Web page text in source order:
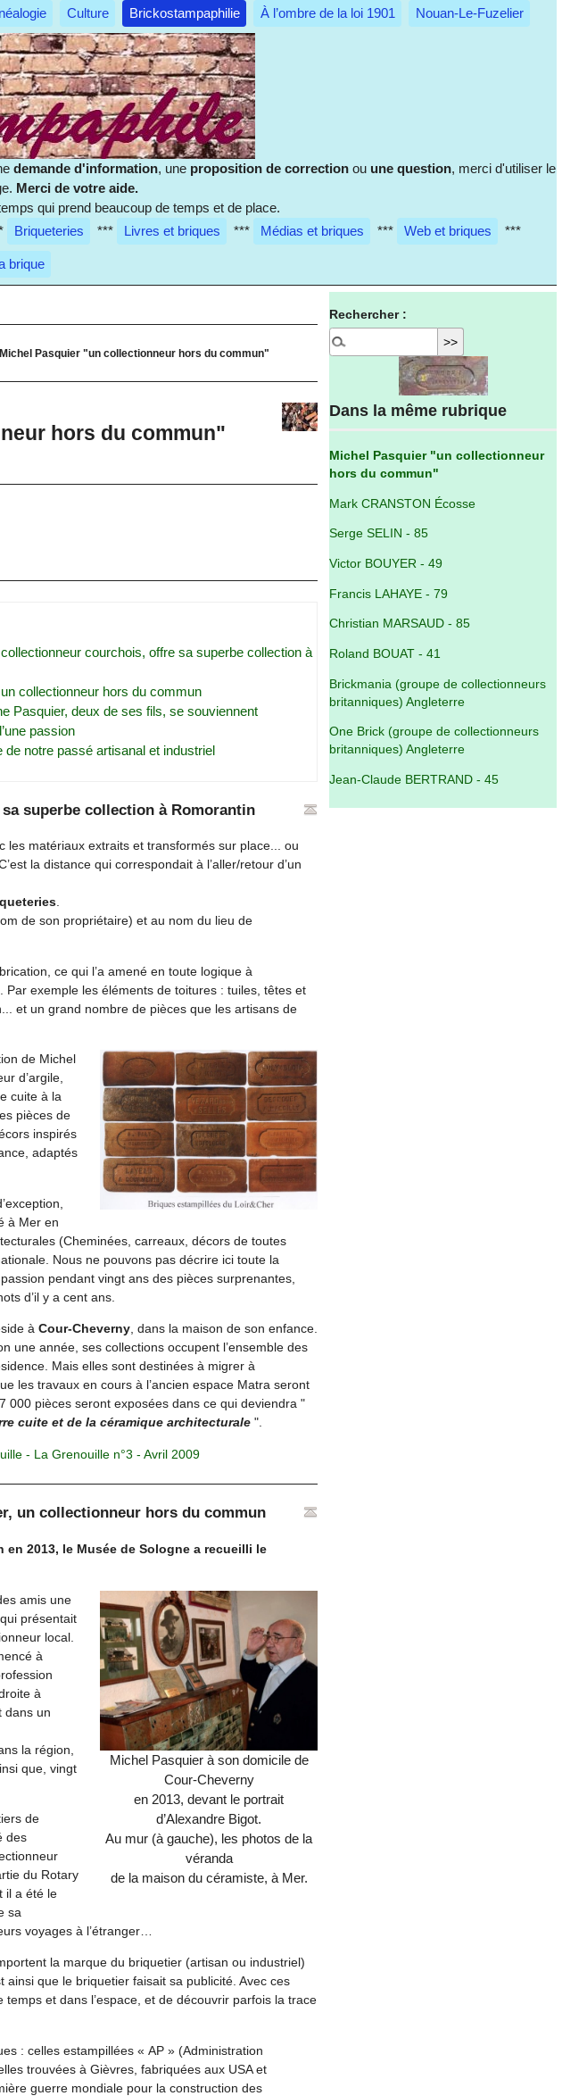
Culture Brickostampaphilie À l’ombre de la loi 1901 Nouan-Le-Fuzelier
demande d'information, une proposition de correction ou une question, merci d'utiliser le
Merci de votre aide.
qui prend beaucoup de temps et de place.
Briqueteries *** Livres et briques *** Médias et briques *** Web et briques ***
brique
Michel Pasquier "un collectionneur hors du commun"
hors du commun"
courchois, offre sa superbe collection à
collectionneur hors du commun
Pasquier, deux de ses fils, se souviennent
passion
de notre passé artisanal et industriel
superbe collection à Romorantin
les matériaux extraits et transformés sur place... ou
la distance qui correspondait à l’aller/retour d’un
.
de son propriétaire) et au nom du lieu de
ce qui l’a amené en toute logique à
Par exemple les éléments de toitures : tuiles, têtes et
et un grand nombre de pièces que les artisans de
de Michel
d’argile,
cuite à la
pièces de
inspirés
adaptés
à Mer en
(Cheminées, carreaux, décors de toutes
Nous ne pouvons pas décrire ici toute la
pendant vingt ans des pièces surprenantes,
d’il y a cent ans.
à Cour-Cheverny, dans la maison de son enfance.
une année, ses collections occupent l’ensemble des
Mais elles sont destinées à migrer à
les travaux en cours à l’ancien espace Matra seront
000 pièces seront exposées dans ce qui deviendra "
cuite et de la céramique architecturale ".
- La Grenouille n°3 - Avril 2009
un collectionneur hors du commun
en 2013, le Musée de Sologne a recueilli le
Michel Pasquier à son domicile de
Cour-Cheverny
en 2013, devant le portrait
d’Alexandre Bigot.
Au mur (à gauche), les photos de la
véranda
de la maison du céramiste, à Mer.
amis une
présentait
local.
à
à
dans un
la région,
que, vingt
de
des
du Rotary
il a été le
sa
voyages à l’étranger…
la marque du briquetier (artisan ou industriel)
ainsi que le briquetier faisait sa publicité. Avec ces
et dans l’espace, et de découvrir parfois la trace
: celles estampillées « AP » (Administration
trouvées à Gièvres, fabriquées aux USA et
guerre mondiale pour la construction des
Rechercher :
Dans la même rubrique
Michel Pasquier "un collectionneur
hors du commun"
Mark CRANSTON Écosse
Serge SELIN - 85
Victor BOUYER - 49
Francis LAHAYE - 79
Christian MARSAUD - 85
Roland BOUAT - 41
Brickmania (groupe de collectionneurs
britanniques) Angleterre
One Brick (groupe de collectionneurs
britanniques) Angleterre
Jean-Claude BERTRAND - 45